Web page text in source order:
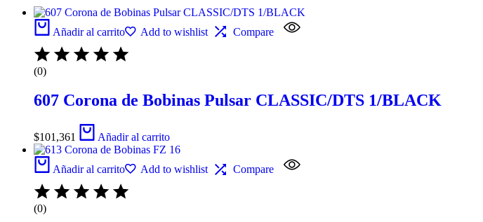
Añadir al carrito Add to wishlist Compare
(0)
607 Corona de Bobinas Pulsar CLASSIC/DTS 1/BLACK
$101,361 Añadir al carrito
Añadir al carrito Add to wishlist Compare
(0)